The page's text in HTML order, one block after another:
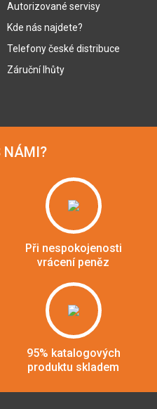
Autorizované servisy
Kde nás najdete?
Telefony české distribuce
Záruční lhůty
NÁMI?
Při nespokojenosti
vrácení peněz
95% katalogových
produktu skladem